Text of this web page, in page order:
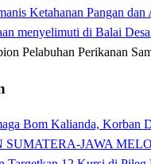
Ketahanan Pangan
menyelimuti di Balai
Bom Kalianda, Korban
JAWA